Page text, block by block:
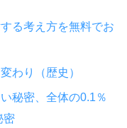
る考え方を無料でお
わり（歴史）
秘密、全体の0.1％
密